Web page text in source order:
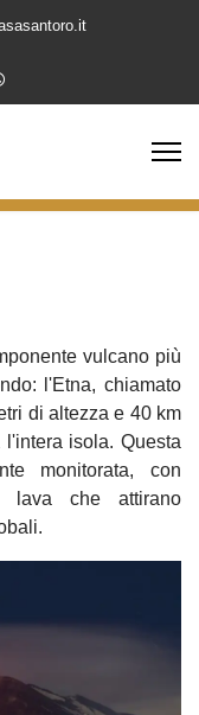
lingua
vulcano più
l'Etna, chiamato
di altezza e 40 km
isola. Questa
monitorata, con
lava che attirano